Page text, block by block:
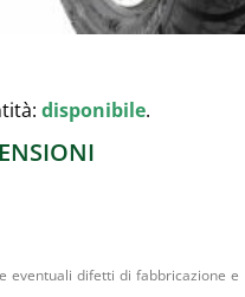
disponibile.
difetti di fabbricazione